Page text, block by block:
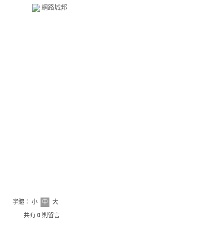
網路城邦
字體： 小 中 大
共有 0 則留言